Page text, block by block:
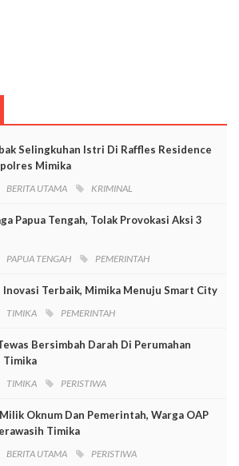
Selingkuhan Istri Di Raffles Residence
Mimika
BERITA UTAMA KRIMINAL
Papua Tengah, Tolak Provokasi Aksi 3
PAPUA TENGAH PEMERINTAH
Inovasi Terbaik, Mimika Menuju Smart City
TIMIKA PEMERINTAH
Bersimbah Darah Di Perumahan
Timika
TIMIKA PERISTIWA
Oknum Dan Pemerintah, Warga OAP
Timika
BERITA UTAMA PERISTIWA